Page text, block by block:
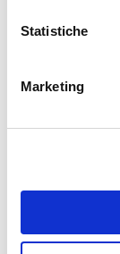
Statistiche
Marketing